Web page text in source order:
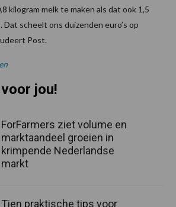
kilogram melk te maken als dat ook 1,5
Dat scheelt ons duizenden euro’s op
Post.
jou!
ForFarmers ziet volume en
marktaandeel groeien in
krimpende Nederlandse
markt
Tien praktische tips voor